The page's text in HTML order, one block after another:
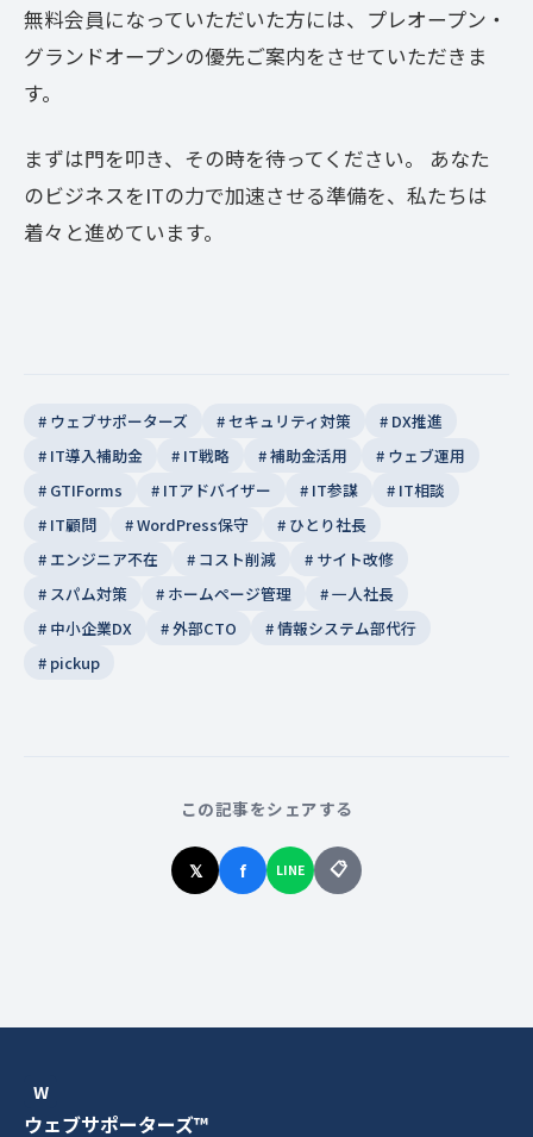
無料会員になっていただいた方には、プレオープン・
グランドオープンの優先ご案内をさせていただきま
す。
まずは門を叩き、その時を待ってください。 あなた
のビジネスをITの力で加速させる準備を、私たちは
着々と進めています。
# ウェブサポーターズ # セキュリティ対策
# DX推進
# IT導入補助金
# IT戦略 # 補助金活用
# ウェブ運用
# GTIForms
# ITアドバイザー # IT参謀
# IT相談
# IT顧問
# WordPress保守
# ひとり社長
# エンジニア不在
# コスト削減
# サイト改修
# スパム対策
# ホームページ管理
# 一人社長
# 中小企業DX
# 外部CTO
# 情報システム部代行
# pickup
この記事をシェアする
𝕏 f LINE 📋
W
ウェブサポーターズ™